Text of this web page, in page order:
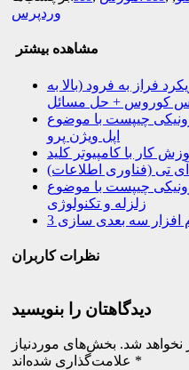
وردپرس
مشاهده بیشتر
فراز به فرود (بالا به
کوروس + حل مسائل
چیپست با موضوع
اپل ویژن پرو
کار با کامپیوتر کلید
تی (فناوری اطلاعات)
چیپست با موضوع
زلزله و تکنولوژی
نظرات کاربران
دیدگاهتان را بنویسید
نخواهد شد. بخش‌های موردنیاز
*